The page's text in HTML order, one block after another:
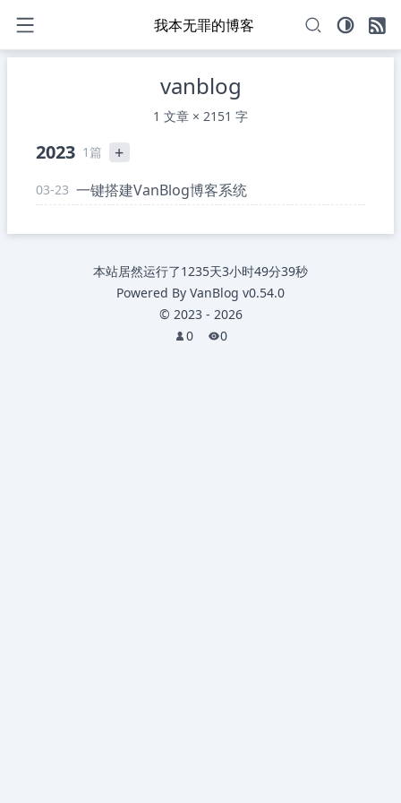
我本无罪的博客
vanblog
1 文章 × 2151 字
2023 1篇 +
03-23 一键搭建VanBlog博客系统
本站居然运行了1235天3小时49分39秒
Powered By VanBlog v0.54.0
© 2023- 2026
0
0